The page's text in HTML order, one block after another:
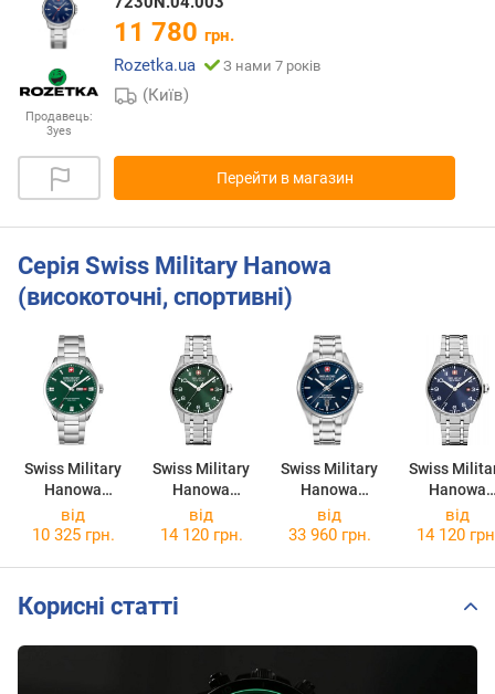
Продавець:
3yes
11 780 грн.
Rozetka.ua
З нами 7 років
(Київ)
Перейти в магазин
Серія Swiss Military Hanowa
(високоточні, спортивні)
Swiss Military
Hanowa
Roadrunner
Maxed
3
Swiss Military
Hanowa
Thunderbolt
SMWGH000080
Swiss Military
Hanowa
Majestic
Pioneer
2
Swiss
Hanowa
від
10 325 грн.
від
14 120 грн.
від
33 960 грн.
від
14 120
Корисні статті